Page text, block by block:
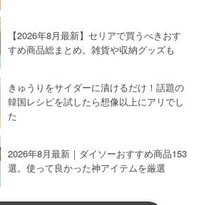
【2026年8月最新】セリアで買うべきおす
すめ商品総まとめ。雑貨や収納グッズも
きゅうりをサイダーに漬けるだけ！話題の
韓国レシピを試したら想像以上にアリでし
た
2026年8月最新｜ダイソーおすすめ商品153
選。使って良かった神アイテムを厳選